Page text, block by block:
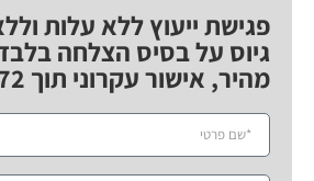
פגישת ייעוץ ללא עלות
גיוס על בסיס הצלחה
מהיר, אישור עקרוני תוך 72 שעות